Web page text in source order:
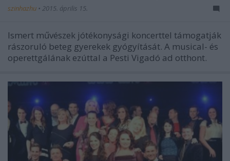
szinhazhu • 2015. április 15.
Ismert művészek jótékonysági koncerttel támogatják
rászoruló beteg gyerekek gyógyítását. A musical- és
operettgálának ezúttal a Pesti Vigadó ad otthont.